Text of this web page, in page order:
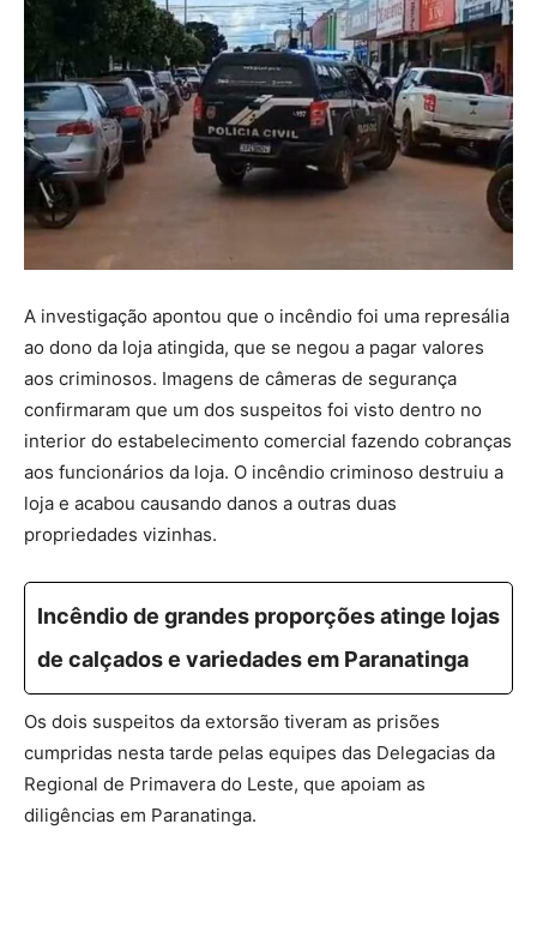
A investigação apontou que o incêndio foi uma represália
ao dono da loja atingida, que se negou a pagar valores
aos criminosos. Imagens de câmeras de segurança
confirmaram que um dos suspeitos foi visto dentro no
interior do estabelecimento comercial fazendo cobranças
aos funcionários da loja. O incêndio criminoso destruiu a
loja e acabou causando danos a outras duas
propriedades vizinhas.
Incêndio de grandes proporções atinge lojas
de calçados e variedades em Paranatinga
Os dois suspeitos da extorsão tiveram as prisões
cumpridas nesta tarde pelas equipes das Delegacias da
Regional de Primavera do Leste, que apoiam as
diligências em Paranatinga.